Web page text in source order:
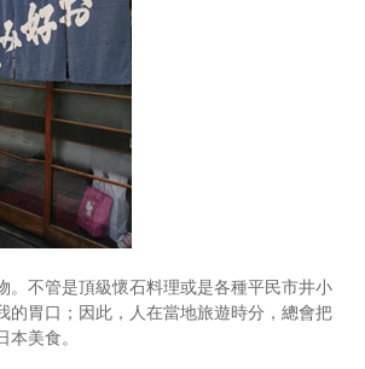
。不管是頂級懷石料理或是各種平民市井小
的胃口；因此，人在當地旅遊時分，總會把
美食。